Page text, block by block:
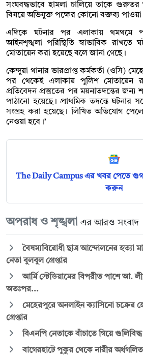
সংঘবদ্ধভাবে হামলা চালিয়ে তাকে
বিষয়ে অভিযুক্ত পক্ষের কোনো বক্তব্য পাওয়া
এদিকে ঘটনার পর এলাকায় থমথমে
আইনশৃঙ্খলা পরিস্থিতি স্বাভাবিক রাখতে
মোতায়েন করা হয়েছে বলে জানা গেছে।
কেন্দুয়া থানার ভারপ্রাপ্ত কর্মকর্তা (ওসি)
পর থেকেই এলাকায় পুলিশ মোতায়েন
প্রতিবেদন প্রস্তুতের পর ময়নাতদন্তের জন্য
পাঠানো হয়েছে। প্রাথমিক তদন্তে ঘটনার
সংগ্রহ করা হয়েছে। লিখিত অভিযোগ
নেওয়া হবে।’
The Daily Campus এর খবর পেতে
করুন
অপরাধ ও শৃঙ্খলা এর আরও সংবাদ
বৈষম্যবিরোধী ছাত্র আন্দোলনের হত্যা
নেতা বুলবুল গ্রেপ্তার
আর্মি স্টেডিয়ামের বিপরীত পাশে আ.
অতঃপর...
মেহেরপুরে অনলাইন ক্যাসিনো চক্রের
গ্রেপ্তার
বিএনপি নেতাকে বাঁচাতে গিয়ে
বাগেরহাটে পুকুর থেকে নারীর